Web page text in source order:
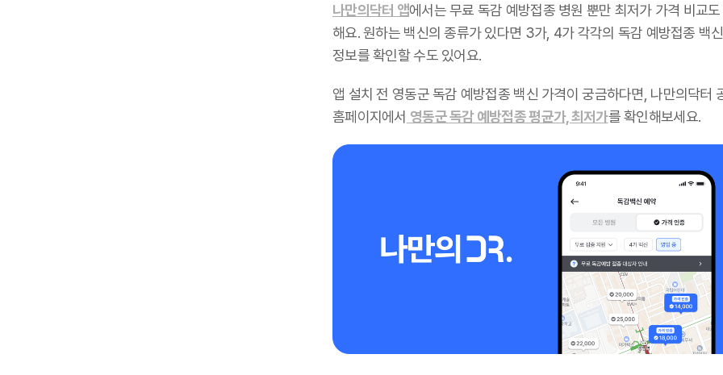
나만의닥터 앱에서는 무료 독감 예방접종 병원 뿐만 최저가 가격 비교
해요. 원하는 백신의 종류가 있다면 3가, 4가 각각의 독감 예방접종 백
정보를 확인할 수도 있어요.
앱 설치 전 영동군 독감 예방접종 백신 가격이 궁금하다면, 나만의닥터
홈페이지에서 영동군 독감 예방접종 평균가, 최저가를 확인해보세요.